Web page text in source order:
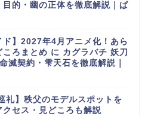
目的・幽の正体を徹底解説｜ぱ
ド】2027年4月アニメ化！あら
ころまとめ に カグラバチ 妖刀
滅契約・雫天石を徹底解説｜
礼】秩父のモデルスポットを
セス・見どころも解説